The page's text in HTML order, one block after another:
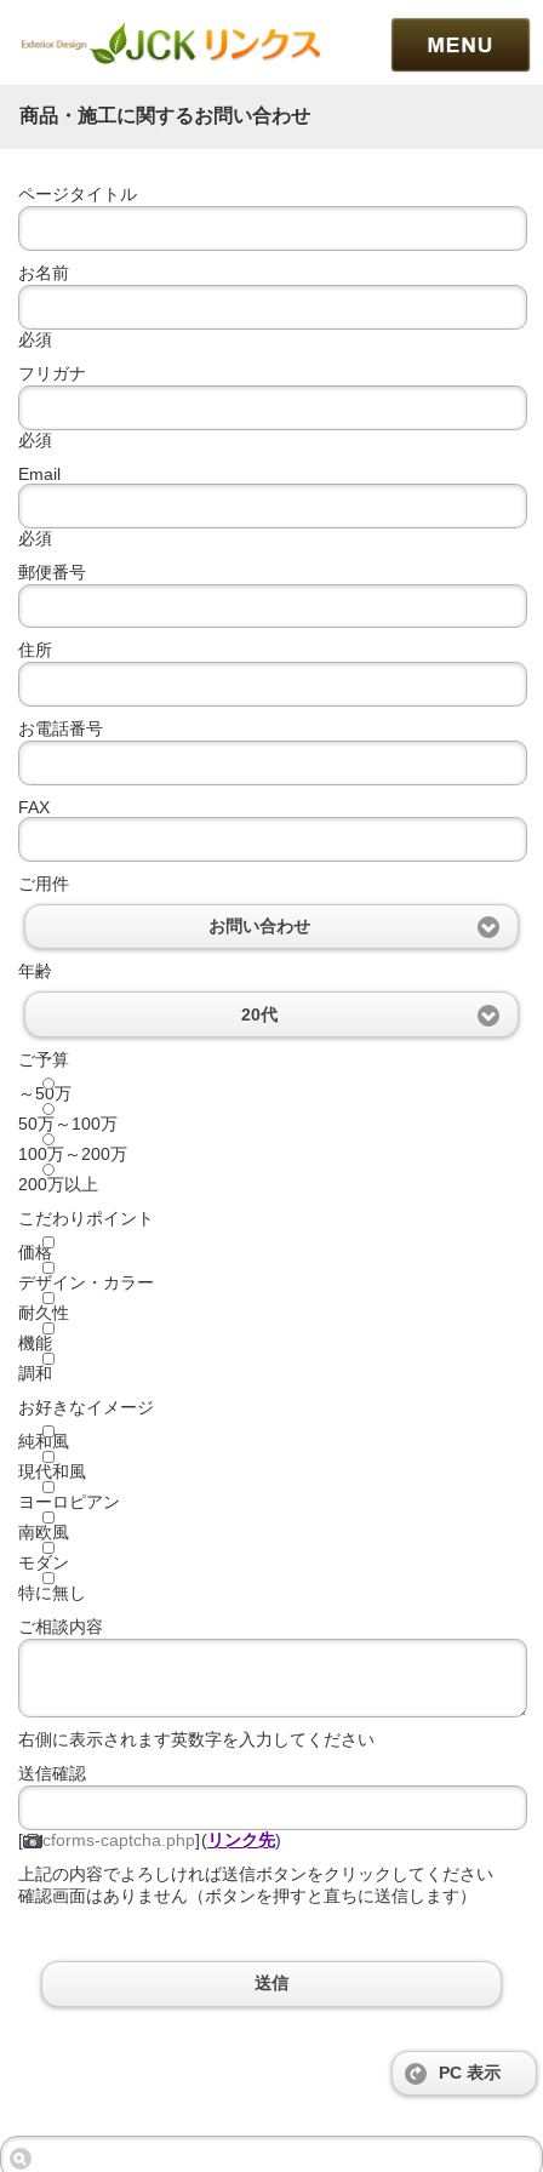
商品・施工に関するお問い合わせ
ページタイトル
お名前
必須
フリガナ
必須
Email
必須
郵便番号
住所
お電話番号
FAX
ご用件
お問い合わせ
年齢
20代
ご予算
～50万
50万～100万
100万～200万
200万以上
こだわりポイント
価格
デザイン・カラー
耐久性
機能
調和
お好きなイメージ
純和風
現代和風
ヨーロピアン
南欧風
モダン
特に無し
ご相談内容
右側に表示されます英数字を入力してください
送信確認
[ cforms-captcha.php](リンク先)
上記の内容でよろしければ送信ボタンをクリックしてください
確認画面はありません（ボタンを押すと直ちに送信します）
PC 表示